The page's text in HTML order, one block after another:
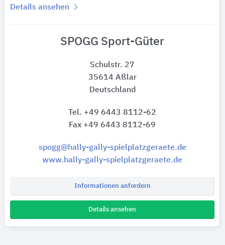
Details ansehen
SPOGG Sport-Güter
Schulstr. 27
35614 Aßlar
Deutschland
Tel. +49 6443 8112-62
Fax +49 6443 8112-69
spogg@hally-gally-spielplatzgeraete.de
www.hally-gally-spielplatzgeraete.de
Informationen anfordern
Details ansehen